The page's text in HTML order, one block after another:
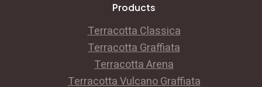
Products
Terracotta Classica
Terracotta Graffiata
Terracotta Arena
Terracotta Vulcano Graffiata